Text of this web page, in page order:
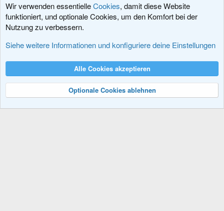
Fehler, Fragen und Antworten
Nutzungsbedingungen Datenschutz
R
Community platform by XenForo® © 2010-2024 XenForo Ltd.
Wir verwenden essentielleCookies, damit diese Website
funktioniert, und optionale Cookies, um den Komfort bei der
Nutzung zu verbessern.
Siehe weitere Informationen und konfiguriere deine Einstellungen
Alle Cookies akzeptieren
Optionale Cookies ablehnen